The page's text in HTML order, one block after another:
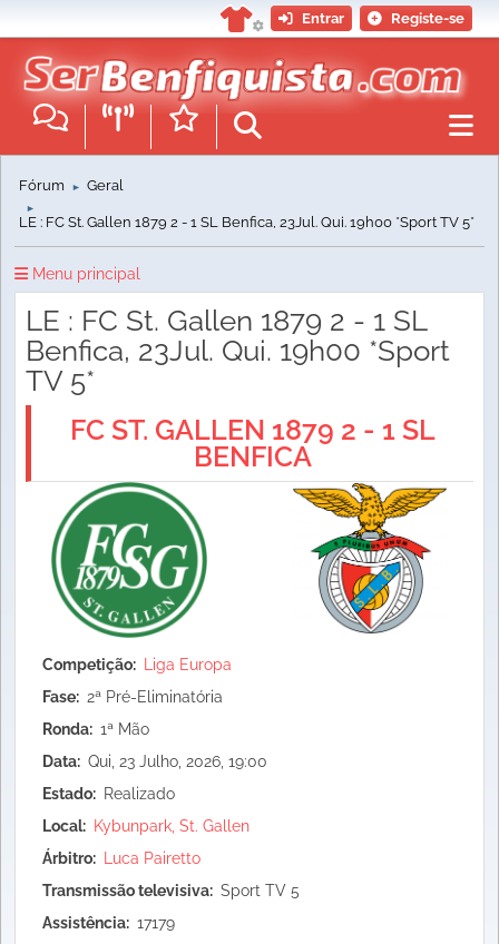
Entrar Registe-se
Fórum ► Geral
►
LE : FC St. Gallen 1879 2 - 1 SL Benfica, 23Jul. Qui. 19h00 *Sport TV 5*
Menu principal
LE : FC St. Gallen 1879 2 - 1 SL
Benfica, 23Jul. Qui. 19h00 *Sport
TV 5*
FC ST. GALLEN 1879 2 - 1 SL
BENFICA
Competição
Liga Europa
Fase
2ª Pré-Eliminatória
Ronda
1ª Mão
Data
Qui, 23 Julho, 2026, 19:00
Estado
Realizado
Local
Kybunpark, St. Gallen
Árbitro
Luca Pairetto
Transmissão televisiva
Sport TV 5
Assistência
17179